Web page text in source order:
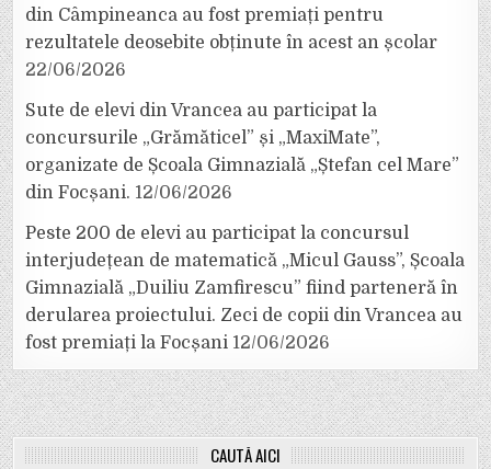
din Câmpineanca au fost premiați pentru
rezultatele deosebite obținute în acest an școlar
22/06/2026
Sute de elevi din Vrancea au participat la
concursurile „Grămăticel” și „MaxiMate”,
organizate de Școala Gimnazială „Ștefan cel Mare”
din Focșani. 12/06/2026
Peste 200 de elevi au participat la concursul
interjudețean de matematică „Micul Gauss”, Școala
Gimnazială „Duiliu Zamfirescu” fiind parteneră în
derularea proiectului. Zeci de copii din Vrancea au
fost premiați la Focșani 12/06/2026
CAUTĂ AICI